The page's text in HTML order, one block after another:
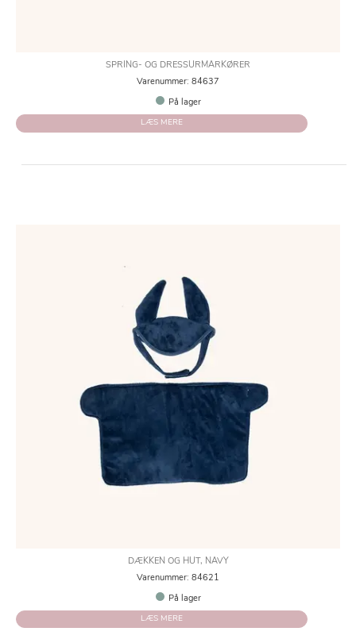
SPRING- OG DRESSURMARKØRER
Varenummer: 84637
På lager
LÆS MERE
DÆKKEN OG HUT, NAVY
Varenummer: 84621
På lager
LÆS MERE